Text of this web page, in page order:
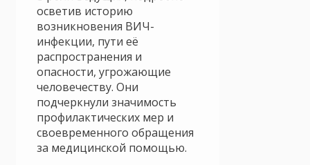
осветив историю
возникновения ВИЧ-
инфекции, пути её
распространения и
опасности, угрожающие
человечеству. Они
подчеркнули значимость
профилактических мер и
своевременного обращения
за медицинской помощью.